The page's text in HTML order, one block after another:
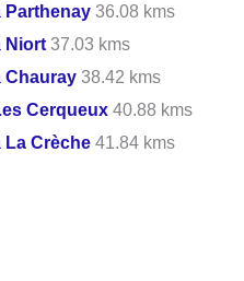
Parthenay 36.08 kms
Niort 37.03 kms
Chauray 38.42 kms
Cerqueux 40.88 kms
La Crèche 41.84 kms